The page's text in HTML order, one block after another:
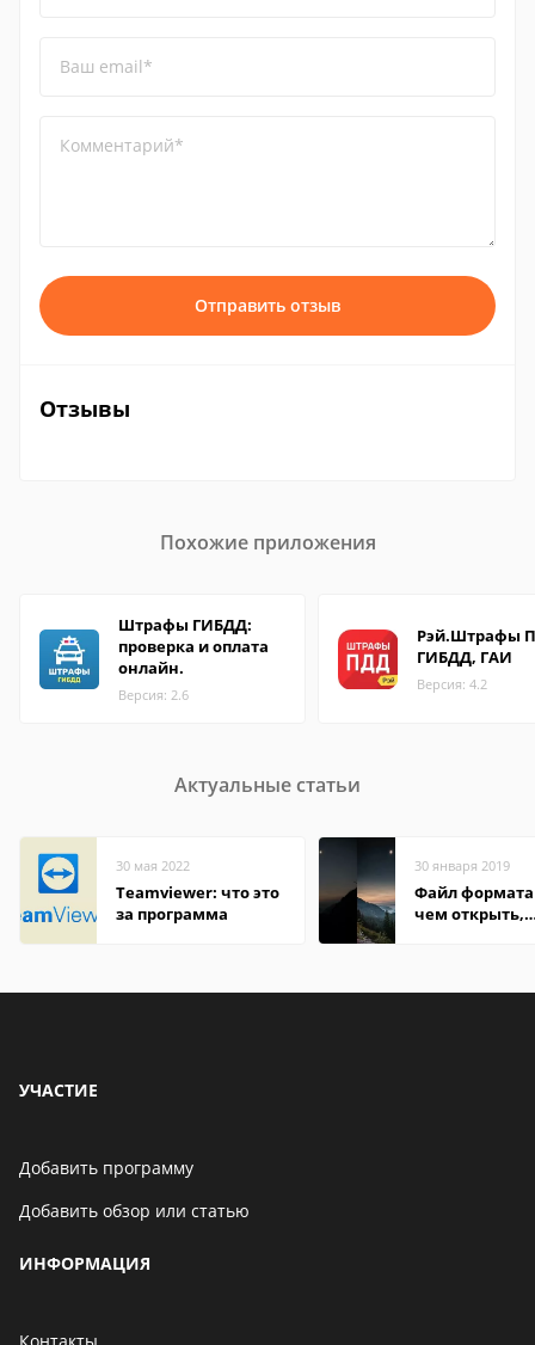
Ваш email*
Комментарий*
Отправить отзыв
Отзывы
Похожие приложения
Штрафы ГИБДД:
проверка и оплата
онлайн.
Версия: 2.6
Рэй.Штрафы
ГИБДД, ГАИ
Версия: 4.2
Актуальные статьи
30 мая 2022
Teamviewer: что это
за программа
30 января 2019
Файл
чем открыть,
УЧАСТИЕ
Добавить программу
Добавить обзор или статью
ИНФОРМАЦИЯ